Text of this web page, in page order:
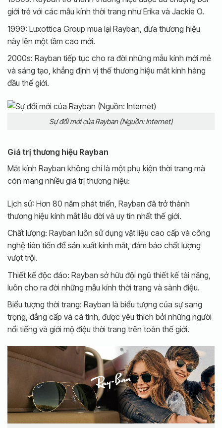
giới trẻ với các mẫu kính thời trang như Erika và Jackie O.
1999: Luxottica Group mua lại Rayban, đưa thương hiệu
này lên một tầm cao mới.
2000s: Rayban tiếp tục cho ra đời những mẫu kính mới mẻ
và sáng tạo, khẳng định vị thế thương hiệu mắt kính hàng
đầu thế giới.
Sự đổi mới của Rayban (Nguồn: Internet)
Giá trị thương hiệu Rayban
Mắt kính Rayban không chỉ là một phụ kiện thời trang mà
còn mang nhiều giá trị thương hiệu:
Lịch sử: Hơn 80 năm phát triển, Rayban đã trở thành
thương hiệu kính mắt lâu đời và uy tín nhất thế giới.
Chất lượng: Rayban luôn sử dụng vật liệu cao cấp và công
nghệ tiên tiến để sản xuất kính mắt, đảm bảo chất lượng
vượt trội.
Thiết kế độc đáo: Rayban sở hữu đội ngũ thiết kế tài năng,
luôn cho ra đời những mẫu kính thời trang và sành điệu.
Biểu tượng thời trang: Rayban là biểu tượng của sự sang
trọng, đẳng cấp và cá tính, được yêu thích bởi những người
nổi tiếng và giới mộ điệu thời trang trên toàn thế giới.